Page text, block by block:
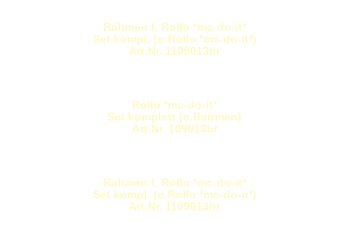
Rahmen f. Rollo *mc-do-it*
Set kompl. (o.Rollo *mc-do-it*)
Art.Nr. 1109013br
Rollo *mc-do-it*
Set komplett (o.Rahmen)
Art.Nr. 109013br
Rahmen f. Rollo *mc-do-it*
Set kompl. (o.Rollo *mc-do-it*)
Art.Nr. 1109013br